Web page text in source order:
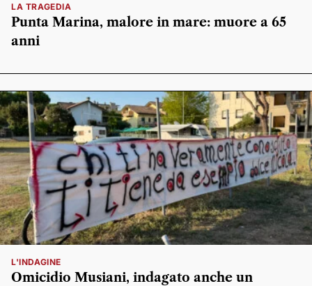
LA TRAGEDIA
Punta Marina, malore in mare: muore a 65
anni
L'INDAGINE
Omicidio Musiani, indagato anche un